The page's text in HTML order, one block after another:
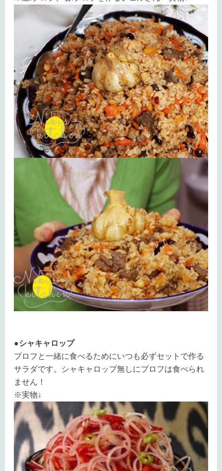
●シャキャロップ
プロフと一緒に食べるためにいつも必ずセットで作る
サラダです。シャキャロップ無しにプロフは食べられ
ません！
※実物↓